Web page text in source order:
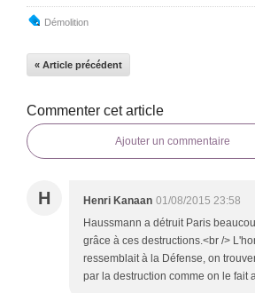
Démolition
« Article précédent
Commenter cet article
Ajouter un commentaire
H Henri Kanaan 01/08/2015 23:58
Haussmann a détruit Paris
grâce à ces destructions.<br />
ressemblait à la Défense, on
par la destruction comme on le fait